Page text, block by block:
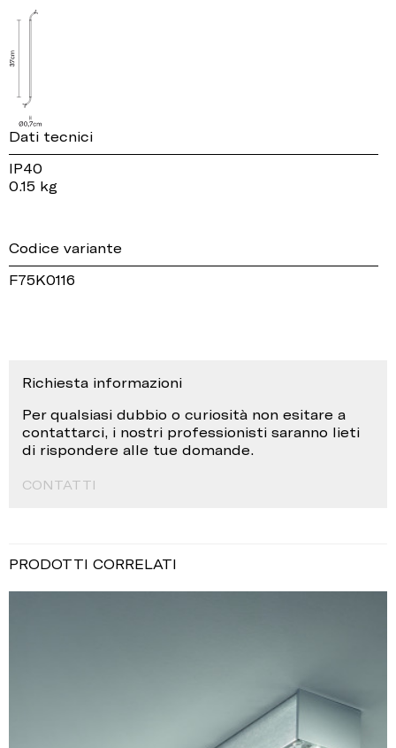
Dati tecnici
IP40
0.15 kg
Codice variante
F75K0116
Richiesta informazioni
Per qualsiasi dubbio o curiosità non esitare a
contattarci, i nostri professionisti saranno lieti
di rispondere alle tue domande.
CONTATTI
PRODOTTI CORRELATI